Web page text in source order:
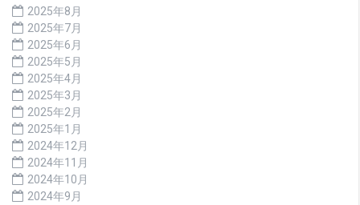
2025年8月
2025年7月
2025年6月
2025年5月
2025年4月
2025年3月
2025年2月
2025年1月
2024年12月
2024年11月
2024年10月
2024年9月